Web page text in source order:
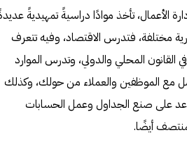
الأعمال، تأخذ موادًا دراسيةً تمهيديةً
مختلفة، فتدرس الاقتصاد، وفيه تتعرف
القانون المحلي والدولي، وتدرس الموارد
مع الموظفين والعملاء من حولك، وكذلك
على صنع الجداول وعمل الحسابات
أيضًا.